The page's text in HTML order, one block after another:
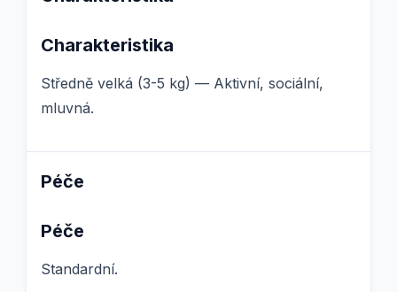
Charakteristika
Středně velká (3-5 kg) — Aktivní, sociální,
mluvná.
Péče
Péče
Standardní.